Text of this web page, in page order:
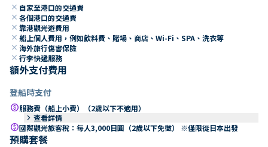
close 自家至港口的交通費
close 各個港口的交通費
close 靠港觀光遊費用
close 船上個人費用，例如飲料費、賭場、商店、Wi-Fi、SPA、洗衣等
close 海外旅行傷害保險
close 行李快遞服務
額外支付費用
登船時支付
paid服務費（船上小費）（2歲以下不適用）
keyboard_arrow_right 查看詳情
paid國際觀光旅客稅：每人3,000日圓（2歲以下免徵） ※僅限從日本出發
預購套餐